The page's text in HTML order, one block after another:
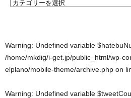
Warning: Undefined variable
/home/mkdig/i-get.jp/public_html/wp-
elplano/mobile-theme/archive.php on
Warning: Undefined variable